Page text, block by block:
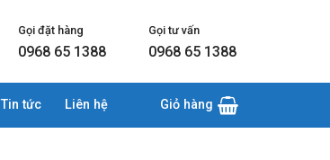
Gọi đặt hàng
0968 65 1388
Gọi tư vấn
0968 65 1388
Tin tức Liên hệ Giỏ hàng